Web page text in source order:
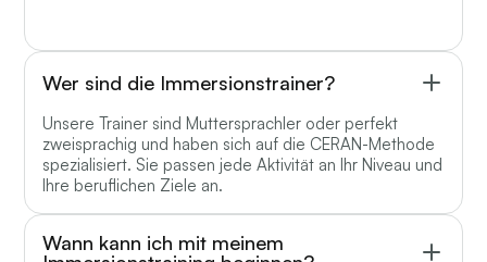
Wer sind die Immersionstrainer?
Unsere Trainer sind Muttersprachler oder perfekt
zweisprachig und haben sich auf die CERAN-Methode
spezialisiert. Sie passen jede Aktivität an Ihr Niveau und
Ihre beruflichen Ziele an.
Wann kann ich mit meinem